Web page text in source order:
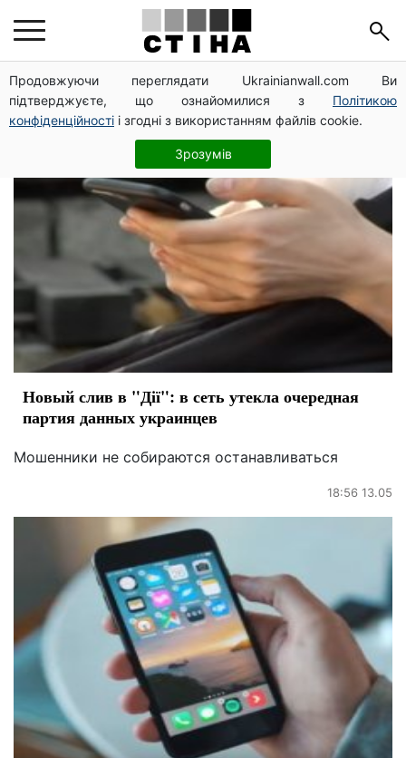
Продовжуючи переглядати Ukrainianwall.com Ви
підтверджуєте, що ознайомилися з Політикою
конфіденційності і згодні з використанням файлів cookie.
Зрозумів
социальные сети
Новый слив в "Дії": в сеть утекла очередная
партия данных украинцев
Мошенники не собираются останавливаться
18:56 13.05